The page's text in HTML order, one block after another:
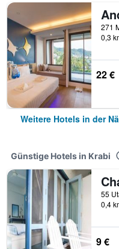
0,3
22 €
Weitere Hotels in der
Günstige Hotels in Krabi
0,4
9 €